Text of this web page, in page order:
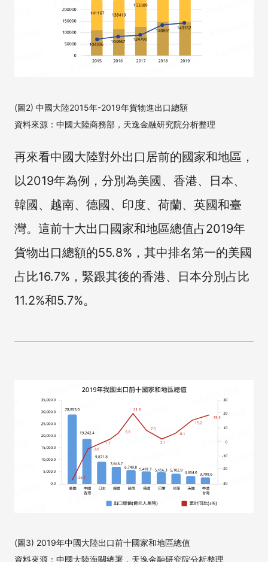
(圖2) 中國大陸2015年-2019年貨物進出口總額
資料來源：中國大陸商務部，天逸金融研究院分析整理
再來看中國大陸對外出口居前的國家和地區，
以2019年為例，分別為美國、香港、日本、
韓國、越南、德國、印度、荷蘭、英國和臺
灣。這前十大出口國家和地區總值占2019年
貨物出口總額的55.8%，其中排名第一的美國
占比16.7%，緊跟其後的香港、日本分別占比
11.2%和5.7%。
(圖3) 2019年中國大陸出口前十國家和地區總值
資料來源：中國大陸海關總署，天逸金融研究院分析整理